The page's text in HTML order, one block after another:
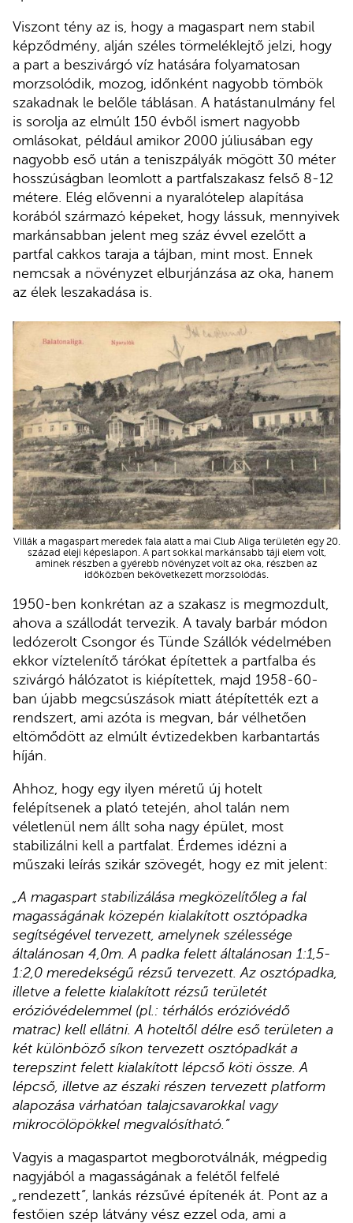
Viszont tény az is, hogy a magaspart nem stabil
képződmény, alján széles törmeléklejtő jelzi, hogy
a part a beszivárgó víz hatására folyamatosan
morzsolódik, mozog, időnként nagyobb tömbök
szakadnak le belőle táblásan. A hatástanulmány fel
is sorolja az elmúlt 150 évből ismert nagyobb
omlásokat, például amikor 2000 júliusában egy
nagyobb eső után a teniszpályák mögött 30 méter
hosszúságban leomlott a partfalszakasz felső 8-12
métere. Elég elővenni a nyaralótelep alapítása
korából származó képeket, hogy lássuk, mennyivek
markánsabban jelent meg száz évvel ezelőtt a
partfal cakkos taraja a tájban, mint most. Ennek
nemcsak a növényzet elburjánzása az oka, hanem
az élek leszakadása is.
Villák a magaspart meredek fala alatt a mai Club Aliga területén egy 20.
század eleji képeslapon. A part sokkal markánsabb táji elem volt,
aminek részben a gyérebb növényzet volt az oka, részben az
időközben bekövetkezett morzsolódás.
1950-ben konkrétan az a szakasz is megmozdult,
ahova a szállodát tervezik. A tavaly barbár módon
ledózerolt Csongor és Tünde Szállók védelmében
ekkor víztelenítő tárókat építettek a partfalba és
szivárgó hálózatot is kiépítettek, majd 1958-60-
ban újabb megcsúszások miatt átépítették ezt a
rendszert, ami azóta is megvan, bár vélhetően
eltömődött az elmúlt évtizedekben karbantartás
híján.
Ahhoz, hogy egy ilyen méretű új hotelt
felépítsenek a plató tetején, ahol talán nem
véletlenül nem állt soha nagy épület, most
stabilizálni kell a partfalat. Érdemes idézni a
műszaki leírás szikár szövegét, hogy ez mit jelent:
„A magaspart stabilizálása megközelítőleg a fal
magasságának közepén kialakított osztópadka
segítségével tervezett, amelynek szélessége
általánosan 4,0m. A padka felett általánosan 1:1,5-
1:2,0 meredekségű rézsű tervezett. Az osztópadka,
illetve a felette kialakított rézsű területét
erózióvédelemmel (pl.: térhálós erózióvédő
matrac) kell ellátni. A hoteltől délre eső területen a
két különböző síkon tervezett osztópadkát a
terepszint felett kialakított lépcső köti össze. A
lépcső, illetve az északi részen tervezett platform
alapozása várhatóan talajcsavarokkal vagy
mikrocölöpökkel megvalósítható.”
Vagyis a magaspartot megborotválnák, mégpedig
nagyjából a magasságának a felétől felfelé
rendezett”, lankás rézsűvé építenék át. Pont az a
festőien szép látvány vész ezzel oda, ami a